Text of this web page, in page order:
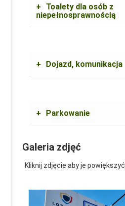
+
Toalety dla osób z
niepełnosprawnością
+ Dojazd, komunikacja
+ Parkowanie
Galeria zdjęć
Kliknij zdjęcie aby je powiększyć.